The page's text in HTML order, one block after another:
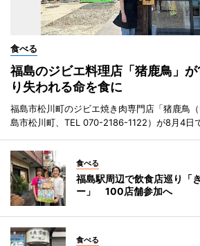
食べる
福島のジビエ料理店「猪鹿鳥」
り失われる命を食に
福島市松川町のジビエ焼き肉専門店「猪鹿鳥
島市松川町、TEL 070-2186-1122）が8月4日
食べる
福島駅周辺で飲食店巡り「
ー」 100店舗参加へ
食べる